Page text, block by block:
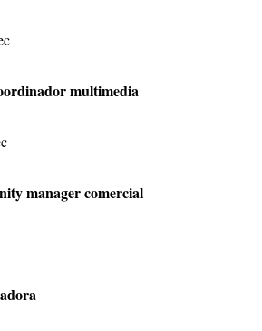
multimedia
manager comercial